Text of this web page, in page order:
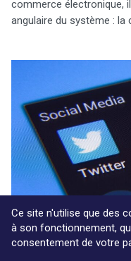
commerce électronique,
angulaire du système : la
Ce site n'utilise que des
à son fonctionnement,
consentement de votre